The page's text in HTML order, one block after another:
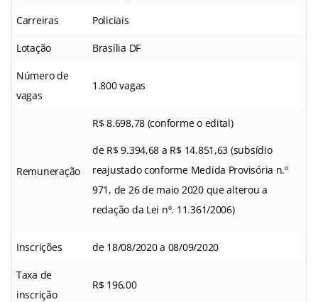
Carreiras Policiais
Lotação Brasília DF
Número de
vagas
1.800 vagas
Remuneração
R$ 8.698,78 (conforme o edital)
de R$ 9.394,68 a R$ 14.851,63 (subsídio
reajustado conforme Medida Provisória n.º
971, de 26 de maio 2020 que alterou a
redação da Lei nº. 11.361/2006)
Inscrições de 18/08/2020 a 08/09/2020
Taxa de
inscrição
R$ 196,00